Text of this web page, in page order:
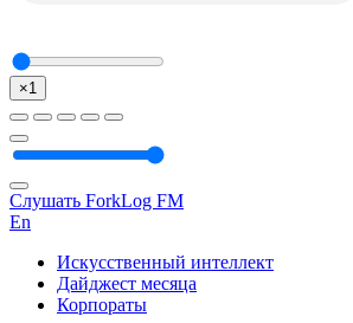
×1
Слушать ForkLog FM
En
Искусственный интеллект
Дайджест месяца
Корпораты